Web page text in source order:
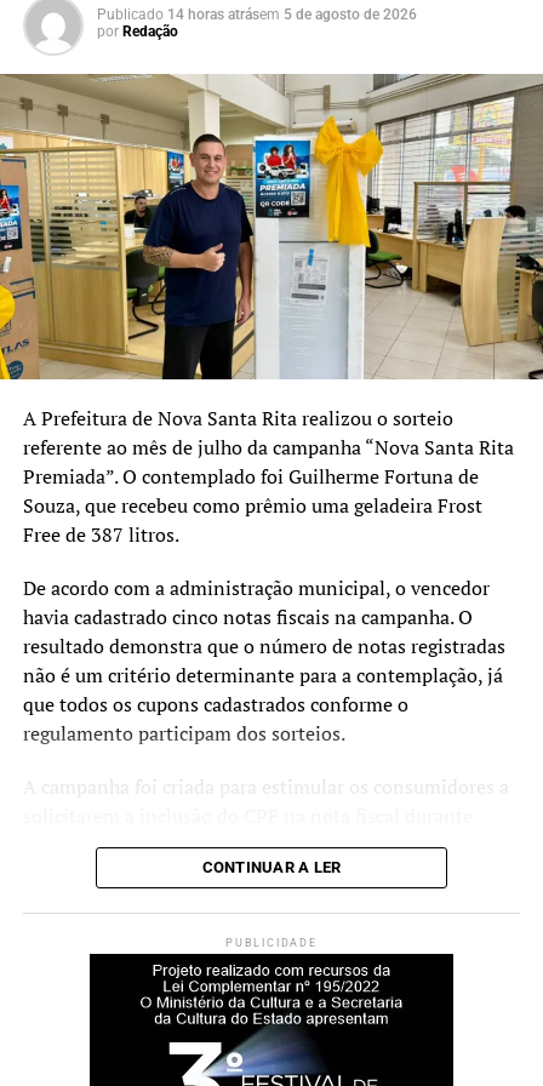
o processo seletivo estão disponíveis no site oficial da
Prefeitura de Nova Santa Rita.
investimentos e
participação da sociedade.
O Plano Municipal
representa mais um passo
importante para
consolidarmos políticas
públicas eficientes, sempre
com transparência e
diálogo com a população”,
afirmou.
O secretário municipal de Segurança Pública, Moacir
Godoi, destacou que a reunião também será um espaço
para apresentar os resultados do primeiro semestre e
discutir as ações previstas para os próximos anos.
“O Conselho de Segurança é
um espaço de diálogo e
construção coletiva. Além
de apresentarmos os
resultados alcançados no
primeiro semestre, vamos
lançar um plano que
orientará as ações da
segurança pública nos
próximos anos. A presença
da comunidade fortalece
esse trabalho e contribui
Publicado 14 horas atrásem 5 de agosto de 2026
por Redação
A Prefeitura de Nova Santa Rita realizou o sorteio
referente ao mês de julho da campanha “Nova Santa Rita
Premiada”. O contemplado foi Guilherme Fortuna de
Souza, que recebeu como prêmio uma geladeira Frost
Free de 387 litros.
De acordo com a administração municipal, o vencedor
havia cadastrado cinco notas fiscais na campanha. O
resultado demonstra que o número de notas registradas
não é um critério determinante para a contemplação, já
que todos os cupons cadastrados conforme o
regulamento participam dos sorteios.
A campanha foi criada para estimular os consumidores a
compras realizadas no comércio local. A iniciativa
também busca incentivar a emissão de notas fiscais e
O prefeito Rodrigo Battistella afirmou que a campanha
tem impacto tanto para os consumidores quanto para os
estabelecimentos comerciais do município.
CONTINUAR A LER
PUBLICIDADE